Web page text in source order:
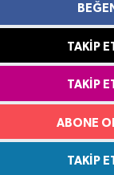
TAKIP
TAKIP
ABONE
TAKIP